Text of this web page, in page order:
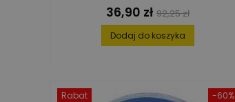
Cena
36,90 zł Cena
podstawowa
92,25 zł
Dodaj do koszyka
-60%
Rabat